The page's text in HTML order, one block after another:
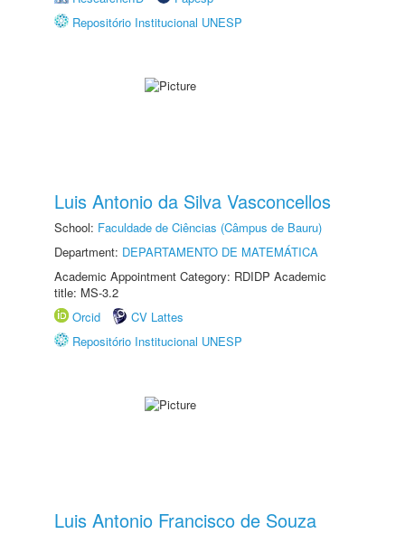
Repositório Institucional UNESP
Luis Antonio da Silva Vasconcellos
School: Faculdade de Ciências (Câmpus de Bauru)
Department: DEPARTAMENTO DE MATEMÁTICA
Academic Appointment Category: RDIDP Academic
title: MS-3.2
Orcid
CV Lattes
Repositório Institucional UNESP
Luis Antonio Francisco de Souza